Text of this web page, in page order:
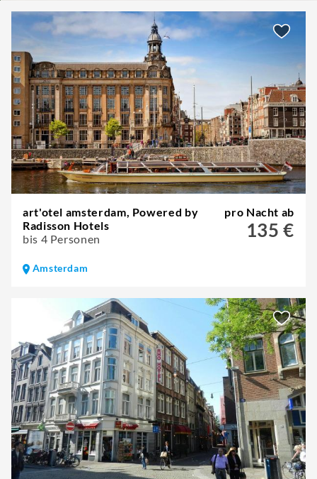
art'otel amsterdam, Powered by
Radisson Hotels
bis 4 Personen
pro Nacht ab
135 €
Amsterdam